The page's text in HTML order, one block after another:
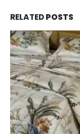
RELATEDPOSTS